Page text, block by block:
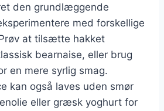
den grundlæggende
med forskellige
at tilsætte hakket
bearnaise, eller brug
en mere syrlig smag.
kan også laves uden smør
eller græsk yoghurt for